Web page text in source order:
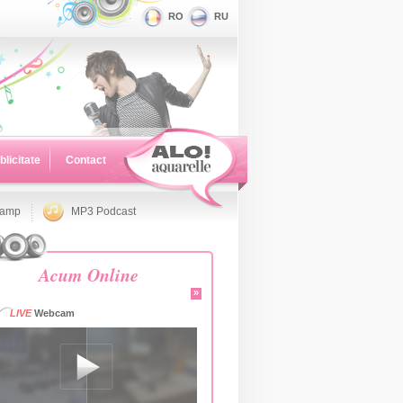
RO RU
Contact
MP3 Podcast
Acum Online
»
LIVEWebcam